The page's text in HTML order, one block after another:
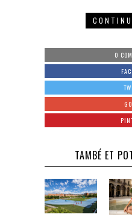
0
TAMBÉ ET